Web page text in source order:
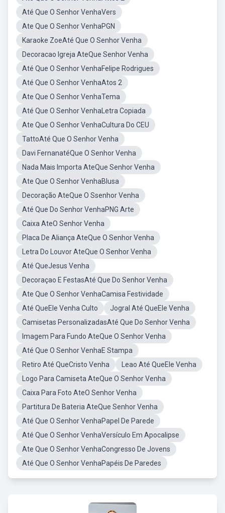
Até Que O Senhor VenhaVers
Ate Que O Senhor VenhaPGN
Karaoke ZoeAté Que O Senhor Venha
Decoracao Igreja AteQue Senhor Venha
Até Que O Senhor VenhaFelipe Rodrigues
Até Que O Senhor VenhaAtos 2
Ate Que O Senhor VenhaTema
Até Que O Senhor VenhaLetra Copiada
Ate Que O Senhor VenhaCultura Do CEU
TattoAté Que O Senhor Venha
Davi FernanatéQue O Senhor Venha
Nada Mais Importa AteQue Senhor Venha
Ate Que O Senhor VenhaBlusa
Decoração AteQue O Ssenhor Venha
Até Que Do Senhor VenhaPNG Arte
Caixa AteO Senhor Venha
Placa De Aliança AteQue O Senhor Venha
Letra Do Louvor AteQue O Senhor Venha
Até QueJesus Venha
Decoraçao E FestasAté Que Do Senhor Venha
Ate Que O Senhor VenhaCamisa Festividade
Até QueEle Venha Culto
Jogral Até QueEle Venha
Camisetas PersonalizadasAté Que Do Senhor Venha
Imagem Para Fundo AteQue O Senhor Venha
Até Que O Senhor VenhaE Stampa
Retiro Até QueCristo Venha
Leao Até QueEle Venha
Logo Para Camiseta AteQue O Senhor Venha
Caixa Para Foto AteO Senhor Venha
Partitura De Bateria AteQue Senhor Venha
Até Que O Senhor VenhaPapel De Parede
Até Que O Senhor VenhaVersículo Em Apocalipse
Ate Que O Senhor VenhaCongresso De Jovens
Até Que O Senhor VenhaPapéis De Paredes